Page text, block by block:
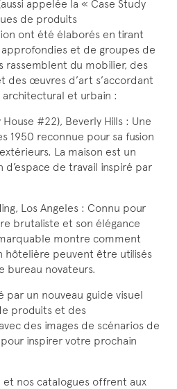
appelée la « Case Study
de produits
ont été élaborés en tirant
et de groupes de
rassemblent du mobilier, des
des œuvres d’art s’accordant
et urbain :
House #22), Beverly Hills : Une
1950 reconnue pour sa fusion
La maison est un
de travail inspiré par
Los Angeles : Connu pour
brutaliste et son élégance
montre comment
hôtelière peuvent être utilisés
bureau novateurs.
un nouveau guide visuel
produits et des
des images de scénarios de
inspirer votre prochain
nos catalogues offrent aux